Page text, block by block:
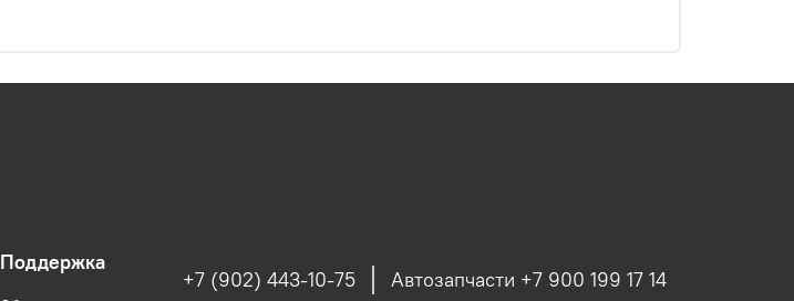
Поддержка
+7 (902) 443-10-75 Автозапчасти +7 900 199 17 14